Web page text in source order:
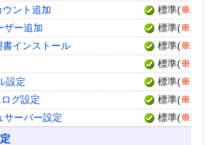
ント追加
標準(※2
ザー追加
標準(※2
インストール
標準(※2
標準(※2
設定
標準(※2
グ設定
標準(※2
サーバー設定
標準(※2